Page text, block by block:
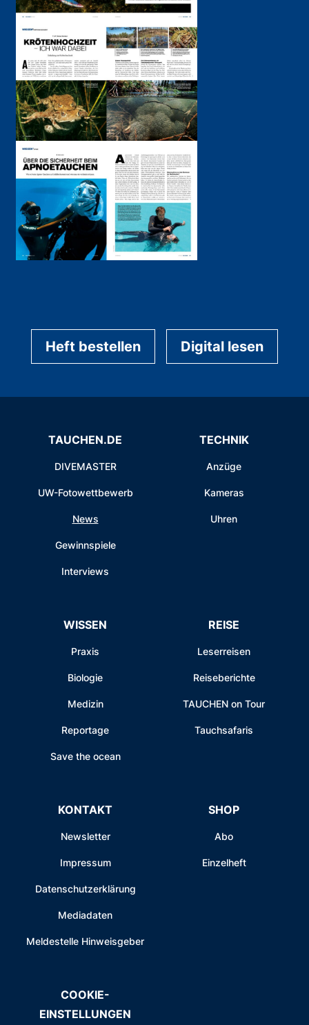
Heft bestellen Digital lesen
TAUCHEN.DE
DIVEMASTER
UW-Fotowettbewerb
News
Gewinnspiele
Interviews
TECHNIK
Anzüge
Kameras
Uhren
WISSEN
Praxis
Biologie
Medizin
Reportage
Save the ocean
REISE
Leserreisen
Reiseberichte
TAUCHEN on Tour
Tauchsafaris
KONTAKT
Newsletter
Impressum
Datenschutzerklärung
Mediadaten
Meldestelle Hinweisgeber
SHOP
Abo
Einzelheft
COOKIE-
EINSTELLUNGEN